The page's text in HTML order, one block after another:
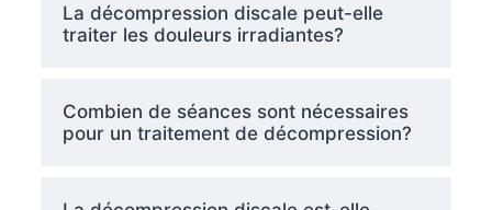
La décompression discale peut-elle
traiter les douleurs irradiantes?
Combien de séances sont nécessaires
pour un traitement de décompression?